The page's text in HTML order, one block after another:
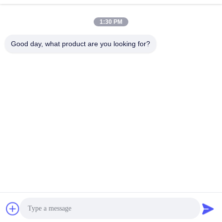
Mayland Houseware Company Limited Allemaal. Alle rechten
1:30 PM
Good day, what product are you looking for?